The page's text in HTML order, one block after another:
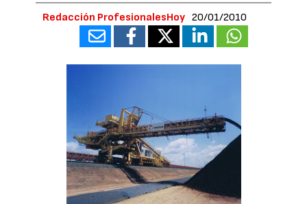
Redacción ProfesionalesHoy 20/01/2010